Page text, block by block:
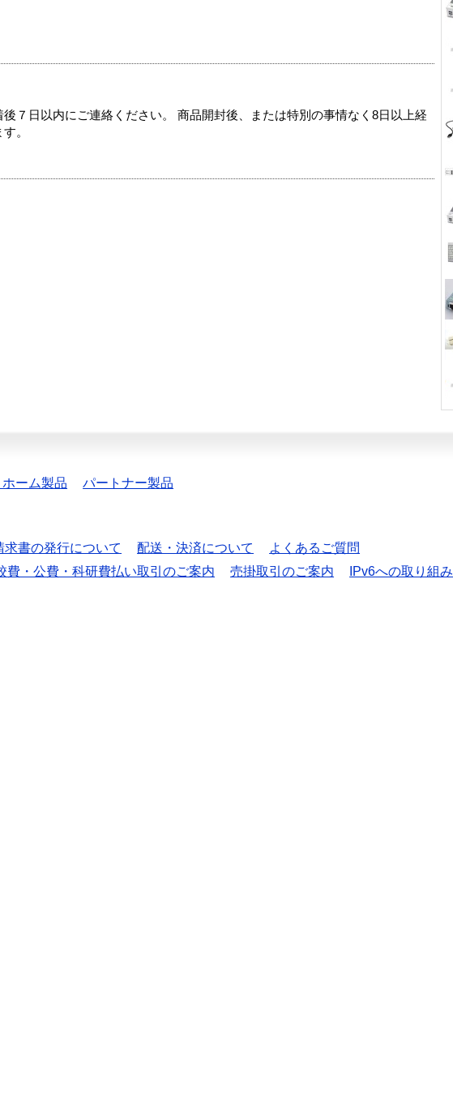
７日以内にご連絡ください。 商品開封後、または特別の事情なく8日以上経
。
ーム製品 パートナー製品
求書の発行について 配送・決済について
よくあるご質問
費・公費・科研費払い取引のご案内 売掛取引のご案内
IPv6への取り組み